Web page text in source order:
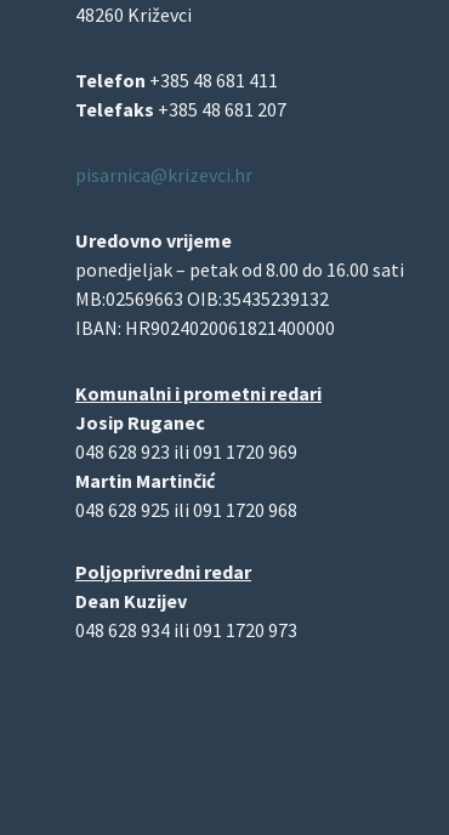
48260 Križevci
Telefon +385 48 681 411
Telefaks +385 48 681 207
pisarnica@krizevci.hr
Uredovno vrijeme
ponedjeljak – petak od 8.00 do 16.00 sati
MB:02569663 OIB:35435239132
IBAN: HR9024020061821400000
Komunalni i prometni redari
Josip Ruganec
048 628 923 ili 091 1720 969
Martin Martinčić
048 628 925 ili 091 1720 968
Poljoprivredni redar
Dean Kuzijev
048 628 934 ili 091 1720 973